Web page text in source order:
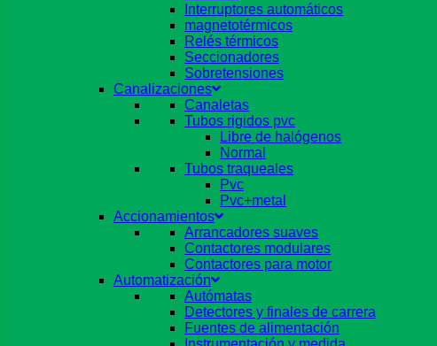
Interruptores automáticos
magnetotérmicos
Relés térmicos
Seccionadores
Sobretensiones
Canalizaciones
Canaletas
Tubos rigidos pvc
Libre de halógenos
Normal
Tubos traqueales
Pvc
Pvc+metal
Accionamientos
Arrancadores suaves
Contactores modulares
Contactores para motor
Automatización
Autómatas
Detectores y finales de carrera
Fuentes de alimentación